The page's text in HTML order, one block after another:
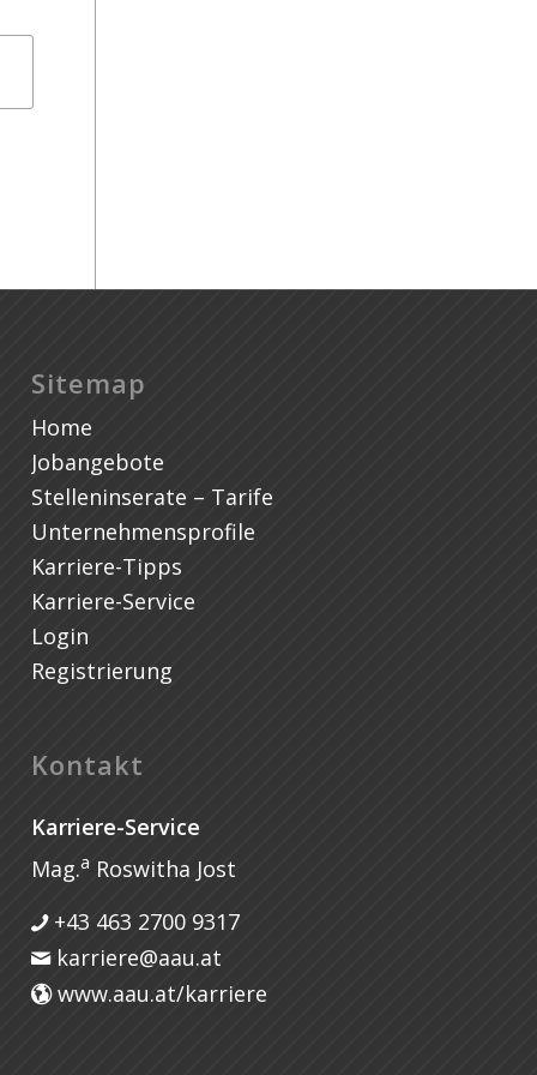
Sitemap
Home
Jobangebote
Stelleninserate – Tarife
Unternehmensprofile
Karriere-Tipps
Karriere-Service
Login
Registrierung
Kontakt
Karriere-Service
Mag.a Roswitha Jost
+43 463 2700 9317
karriere@aau.at
www.aau.at/karriere